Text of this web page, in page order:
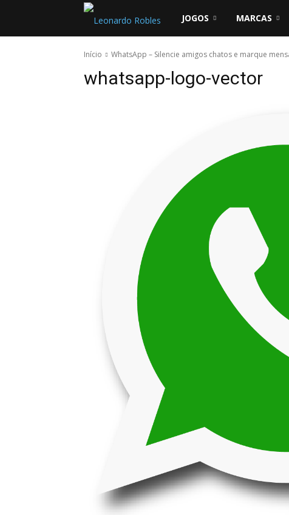
Leonardo
Robles
JOGOS MARCAS
Início WhatsApp – Silencie amigos chatos e marque
whatsapp-logo-vector